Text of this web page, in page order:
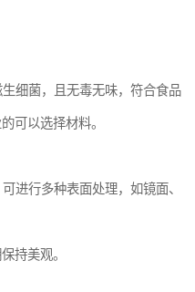
细菌，且无毒无味，符合食品
可以选择材料。
进行多种表面处理，如镜面、
持美观。